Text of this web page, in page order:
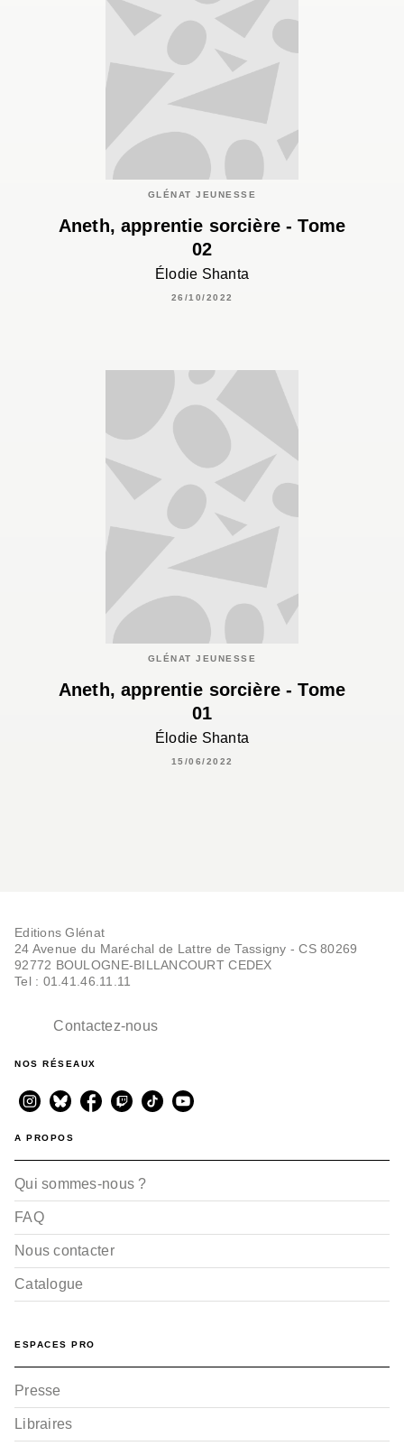
GLÉNAT JEUNESSE
Aneth, apprentie sorcière - Tome
02
Élodie Shanta
26/10/2022
GLÉNAT JEUNESSE
Aneth, apprentie sorcière - Tome
01
Élodie Shanta
15/06/2022
Editions Glénat
24 Avenue du Maréchal de Lattre de Tassigny - CS 80269
92772 BOULOGNE-BILLANCOURT CEDEX
Tel : 01.41.46.11.11
Contactez-nous
NOS RÉSEAUX
A PROPOS
Qui sommes-nous ?
FAQ
Nous contacter
Catalogue
ESPACES PRO
Presse
Libraires